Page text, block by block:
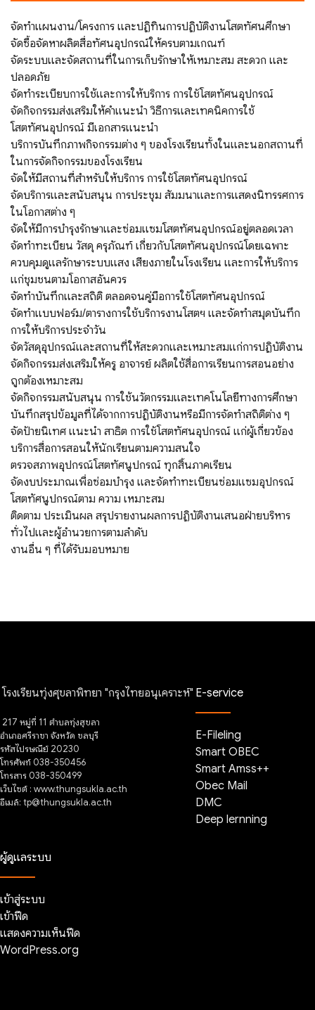
จัดทําแผนงาน/โครงการ และปฏิทินการปฏิบัติงานโสตทัศนศึกษา
จัดซื้อจัดหาผลิตสื่อทัศนอุปกรณ์ให้ครบตามเกณฑ์
จัดระบบและจัดสถานที่ในการเก็บรักษาให้เหมาะสม สะดวก และ
ปลอดภัย
จัดทําระเบียบการใช้และการให้บริการ การใช้โสตทัศนอุปกรณ์
จัดกิจกรรมส่งเสริมให้คําแนะนํา วิธีการและเทคนิคการใช้
โสตทัศนอุปกรณ์ มีเอกสารแนะนํา
บริการบันทึกภาพกิจกรรมต่าง ๆ ของโรงเรียนทั้งในและนอกสถานที่
ในการจัดกิจกรรมของโรงเรียน
จัดให้มีสถานที่สําหรับให้บริการ การใช้โสตทัศนอุปกรณ์
จัดบริการและสนับสนุน การประชุม สัมมนาและการแสดงนิทรรศการ
ในโอกาสต่าง ๆ
จัดให้มีการบํารุงรักษาและซ่อมแซมโสตทัศนอุปกรณ์อยู่ตลอดเวลา
จัดทําทะเบียน วัสดุ ครุภัณฑ์ เกี่ยวกับโสตทัศนอุปกรณ์โดยเฉพาะ
ควบคุมดูแลรักษาระบบแสง เสียงภายในโรงเรียน และการให้บริการ
แก่ชุมชนตามโอกาสอันควร
จัดทําบันทึกและสถิติ ตลอดจนคู่มือการใช้โสตทัศนอุปกรณ์
จัดทําแบบฟอร์ม/ตารางการใช้บริการงานโสตฯ และจัดทําสมุดบันทึก
การให้บริการประจําวัน
จัดวัสดุอุปกรณ์และสถานที่ให้สะดวกและเหมาะสมแก่การปฏิบัติงาน
จัดกิจกรรมส่งเสริมให้ครู อาจารย์ ผลิตใช้สื่อการเรียนการสอนอย่าง
ถูกต้องเหมาะสม
จัดกิจกรรมสนับสนุน การใช้นวัตกรรมและเทคโนโลยีทางการศึกษา
บันทึกสรุปข้อมูลที่ได้จากการปฏิบัติงานหรือมีการจัดทําสถิติต่าง ๆ
จัดป้ายนิเทศ แนะนํา สาธิต การใช้โสตทัศนอุปกรณ์ แก่ผู้เกี่ยวข้อง
บริการสื่อการสอนให้นักเรียนตามความสนใจ
ตรวจสภาพอุปกรณ์โสตทัศนูปกรณ์ ทุกสิ้นภาคเรียน
จัดงบประมาณเพื่อซ่อมบํารุง และจัดทําทะเบียนซ่อมแซมอุปกรณ์
โสตทัศนูปกรณ์ตาม ความ เหมาะสม
ติดตาม ประเมินผล สรุปรายงานผลการปฏิบัติงานเสนอฝ่ายบริหาร
ทั่วไปและผู้อํานวยการตามลำดับ
งานอื่น ๆ ที่ได้รับมอบหมาย
โรงเรียนทุ่งศุขลาพิทยา "กรุงไทยอนุเคราะห์"
217 หมู่ที่ 11 ตำบลทุ่งสุขลา
อำเภอศรีราชา จังหวัด ชลบุรี
รหัสไปรษณีย์ 20230
โทรศัพท์ 038-350456
โทรสาร 038-350499
เว็บไซต์ : www.thungsukla.ac.th
อีเมล์: tp@thungsukla.ac.th
E-service
E-Fileling
Smart OBEC
Smart Amss++
Obec Mail
DMC
Deep lernning
ผู้ดูแลระบบ
เข้าสู่ระบบ
เข้าฟีด
แสดงความเห็นฟีด
WordPress.org